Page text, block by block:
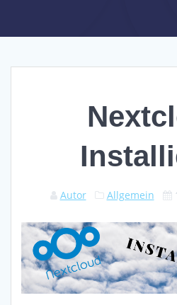
Autor Allgemein